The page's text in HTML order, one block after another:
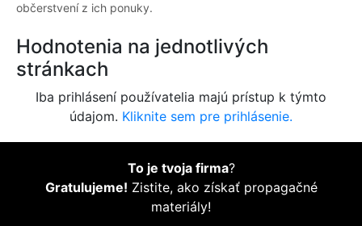
občerstvení z ich ponuky.
Hodnotenia na jednotlivých
stránkach
Iba prihlásení používatelia majú prístup k týmto
údajom. Kliknite sem pre prihlásenie.
To je tvoja firma?
Gratulujeme! Zistite, ako získať propagačné
materiály!